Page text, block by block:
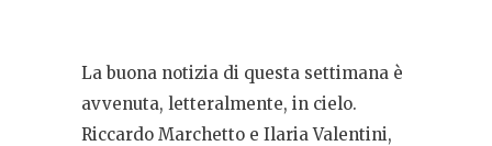
La buona notizia di questa settimana è
avvenuta, letteralmente, in cielo.
Riccardo Marchetto e Ilaria Valentini,